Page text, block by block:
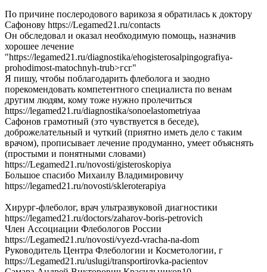
По причине послеродового варикоза я обратилась к доктору
Сафонову https://Legamed21.ru/contacts
Он обследовал и оказал необходимую помощь, назначив
хорошее лечение
"https://legamed21.ru/diagnostika/ehogisterosalpingografiya-
prohodimost-matochnyh-trub>гсг"
Я пишу, чтобы поблагодарить флеболога и заодно
порекомендовать компетентного специалиста по венам
другим людям, кому тоже нужно пролечиться
https://legamed21.ru/diagnostika/sonoelastometriyaa
Сафонов грамотный (это чувствуется в беседе),
доброжелательный и чуткий (приятно иметь дело с таким
врачом), прописывает лечение продуманно, умеет объяснять
(простыми и понятными словами)
https://Legamed21.ru/novosti/gisteroskopiya
Большое спасибо Михаилу Владимировичу
https://legamed21.ru/novosti/skleroterapiya
Хирург-флеболог, врач ультразвуковой диагностики
https://legamed21.ru/doctors/zaharov-boris-petrovich
Член Ассоциации Флебологов России
https://Legamed21.ru/novosti/vyezd-vracha-na-dom
Руководитель Центра Флебологии и Косметологии, г
https://Legamed21.ru/uslugi/transportirovka-pacientov